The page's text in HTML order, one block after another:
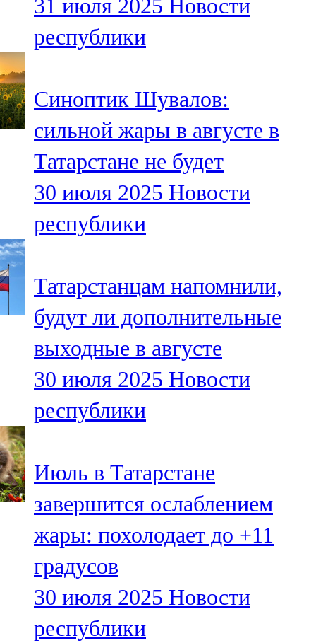
31 июля 2025 Новости
республики
Синоптик Шувалов:
сильной жары в августе в
Татарстане не будет
30 июля 2025 Новости
республики
Татарстанцам напомнили,
будут ли дополнительные
выходные в августе
30 июля 2025 Новости
республики
Июль в Татарстане
завершится ослаблением
жары: похолодает до +11
градусов
30 июля 2025 Новости
республики